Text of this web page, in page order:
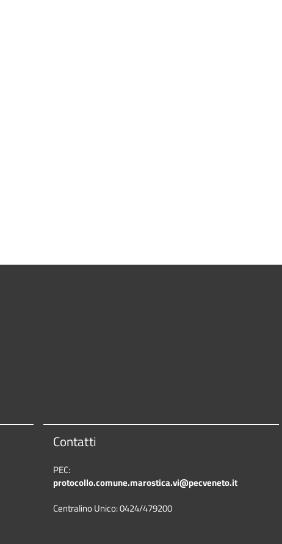
Contatti
PEC:
protocollo.comune.marostica.vi@pecveneto.it
Centralino Unico: 0424/479200